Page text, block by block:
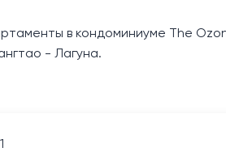
в кондоминиуме The
- Лагуна.
1